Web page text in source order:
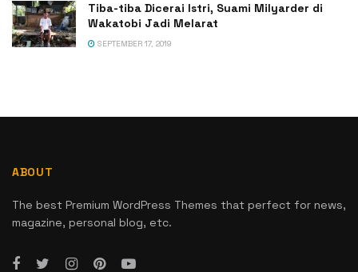
Tiba-tiba Dicerai Istri, Suami Milyarder di
Wakatobi Jadi Melarat
SEPTEMBER 17, 2019
ABOUT
The best Premium WordPress Themes that perfect for news,
magazine, personal blog, etc.